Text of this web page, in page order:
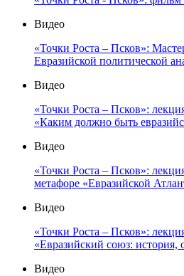
Видео
«Точки Роста – Псков»:
Евразийской политической
Видео
«Точки Роста – Псков»:
«Каким должно быть
Видео
«Точки Роста – Псков»:
метафоре «Евразийской
Видео
«Точки Роста – Псков»:
«Евразийский союз: история,
Видео